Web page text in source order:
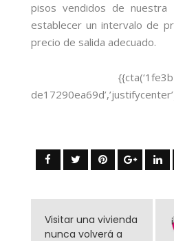
pisos vendidos de
establecer un intervalo de
precio de salida adecuado.
{{cta(‘1fe3b708-
Visitar una vivienda
nunca volverá a